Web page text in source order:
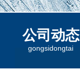
公司动态
gongsidongtai